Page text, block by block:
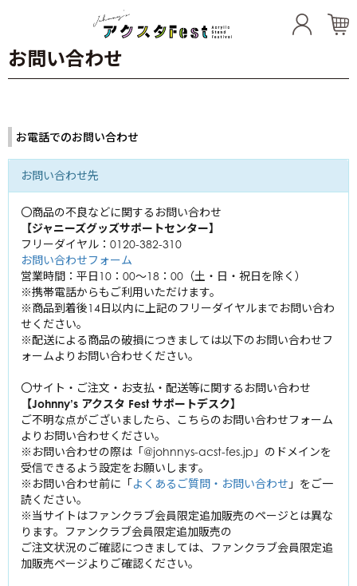
TOKIO
城島茂
国分太一
KinKi Kids
堂本光一
堂本剛
20th Century
坂本昌行
長野博
井ノ原快彦
KAT-TUN
亀梨和也
上田竜也
中丸雄一
NEWS
小山慶一郎
加藤シゲアキ
増田貴久
関ジャニ∞
横山裕
村上信五
安田章大
大倉忠義
Hey! Say! JUMP
知念侑李
中島裕翔
有岡大貴
髙木雄也
伊野尾慧
薮宏太
Kis-My-Ft2
北山宏光
千賀健永
宮田俊哉
横尾渉
藤ヶ谷太輔
玉森裕太
二階堂高嗣
SexyZone
佐藤勝利
中島健人
菊池風磨
松島聡
A.B.C-Z
橋本良亮
戸塚祥太
河合郁人
五関晃一
塚田僚一
ジャニーズWEST
重岡大毅
桐山照史
中間淳太
神山智洋
King ＆ Prince
平野紫耀
永瀬廉
SixTONES
佐藤アツヒロ
三宅健
生田斗真
内博貴
中山優馬
風間俊介
屋良朝幸
岡本圭人
ふぉ～ゆ～
福田悠太
お問い合わせ
お電話でのお問い合わせ
お問い合わせ先
〇商品の不良などに関するお問い合わせ
【ジャニーズグッズサポートセンター】
フリーダイヤル：0120-382-310
お問い合わせフォーム
営業時間：平日10：00～18：00（土・日・祝日を除く）
※携帯電話からもご利用いただけます。
※商品到着後14日以内に上記のフリーダイヤルまでお問い合わ
せください。
※配送による商品の破損につきましては以下のお問い合わせフ
ォームよりお問い合わせください。
〇サイト・ご注文・お支払・配送等に関するお問い合わせ
【Johnny’s アクスタ Fest サポートデスク】
ご不明な点がございましたら、こちらのお問い合わせフォーム
よりお問い合わせください。
※お問い合わせの際は「@johnnys-acst-fes.jp」のドメインを
受信できるよう設定をお願いします。
※お問い合わせ前に「よくあるご質問・お問い合わせ 」をご一
読ください。
※当サイトはファンクラブ会員限定追加販売のページとは異な
ります。ファンクラブ会員限定追加販売の
ご注文状況のご確認につきましては、ファンクラブ会員限定追
加販売ページよりご確認ください。